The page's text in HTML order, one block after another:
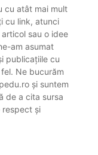
cu atât mai mult
cu link, atunci
sau o idee
am asumat
publicațiile cu
Ne bucurăm
și suntem
de a cita sursa
respect și